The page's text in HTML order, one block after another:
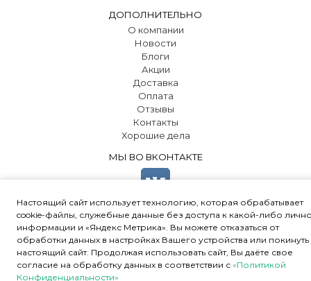
ДОПОЛНИТЕЛЬНО
О компании
Новости
Блоги
Акции
Доставка
Оплата
Отзывы
Контакты
Хорошие дела
МЫ ВО ВКОНТАКТЕ
© 2000-2024 ООО "ПК «Ал-Юр» • Политика конфиденциальности •
Соглашение об обработке персональных данных •
Настоящий сайт использует технологию, которая обрабатывает
cookie-файлы, служебные данные без доступа к какой-либо
информации и «Яндекс Метрика». Вы можете отказаться от
обработки данных в настройках Вашего устройства или покинуть
настоящий сайт. Продолжая использовать сайт, Вы даёте свое
согласие на обработку данных в соответствии с «Политикой
Конфиденциальности»
Пользуясь нашим сайтом, вы